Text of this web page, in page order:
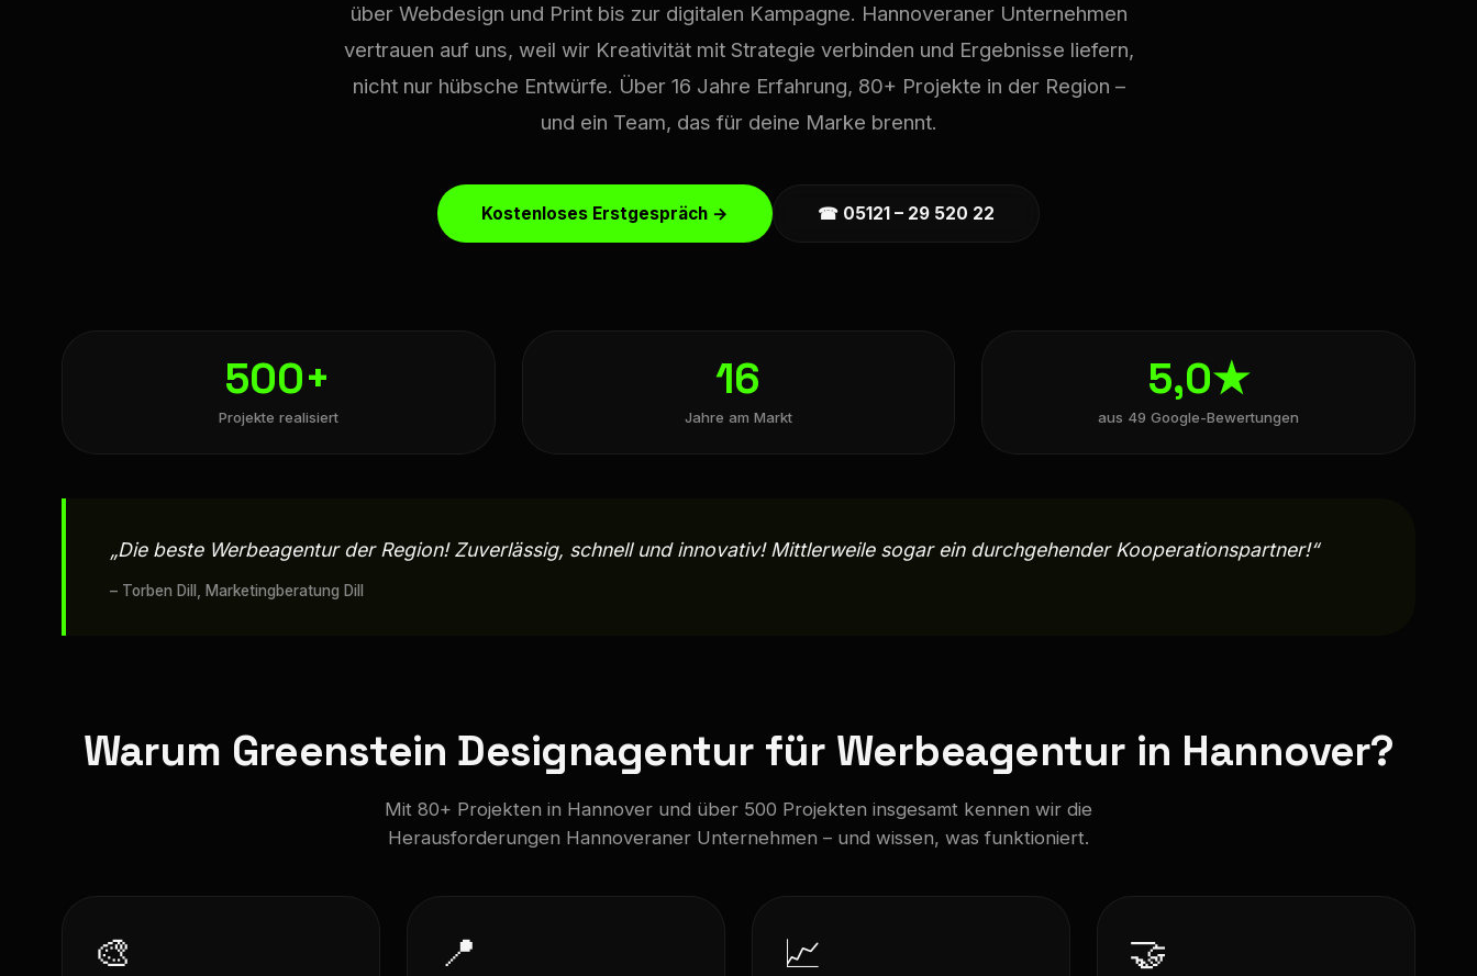
über Webdesign und Print bis zur digitalen Kampagne. Hannoveraner Unternehmen
vertrauen auf uns, weil wir Kreativität mit Strategie verbinden und Ergebnisse liefern,
nicht nur hübsche Entwürfe. Über 16 Jahre Erfahrung, 80+ Projekte in der Region –
und ein Team, das für deine Marke brennt.
Kostenloses Erstgespräch → ☎ 05121 – 29 520 22
500+
Projekte realisiert
16
Jahre am Markt
5,0★
aus 49 Google-Bewertungen
„Die beste Werbeagentur der Region! Zuverlässig, schnell und innovativ! Mittlerweile sogar ein durchgehender Kooperationspartner!“
– Torben Dill, Marketingberatung Dill
Warum Greenstein Designagentur für Werbeagentur in Hannover?
Mit 80+ Projekten in Hannover und über 500 Projekten insgesamt kennen wir die
Herausforderungen Hannoveraner Unternehmen – und wissen, was funktioniert.
🎨 📍 📈 🤝